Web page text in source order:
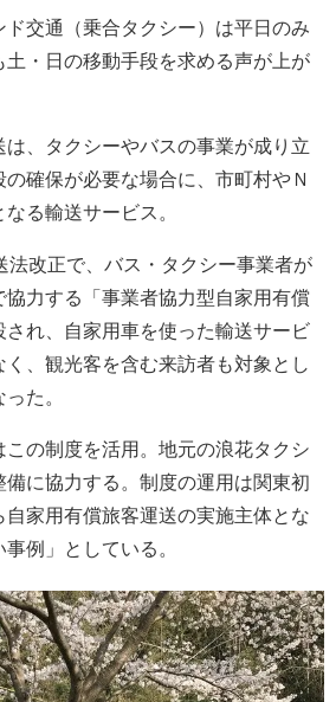
交通（乗合タクシー）は平日のみ
・日の移動手段を求める声が上が
、タクシーやバスの事業が成り立
確保が必要な場合に、市町村やＮ
る輸送サービス。
改正で、バス・タクシー事業者が
力する「事業者協力型自家用有償
れ、自家用車を使った輸送サービ
く、観光客を含む来訪者も対象とし
た。
の制度を活用。地元の浪花タクシ
に協力する。制度の運用は関東初
家用有償旅客運送の実施主体とな
事例」としている。